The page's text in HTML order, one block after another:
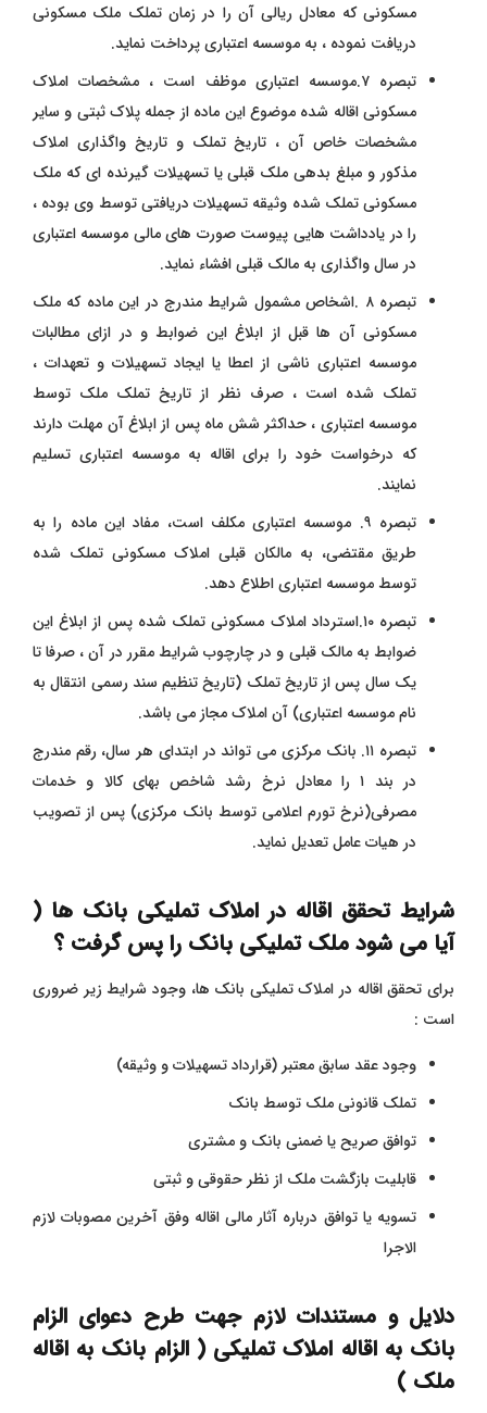
مسکونی که معادل ریالی آن را در زمان تملک ملک مسکونی
دریافت نموده ، به موسسه اعتباری پرداخت نماید.
تبصره ۷.موسسه اعتباری موظف است ، مشخصات املاک
مسکونی اقاله شده موضوع این ماده از جمله پلاک ثبتی و سایر
مشخصات خاص آن ، تاریخ تملک و تاریخ واگذاری املاک
مذکور و مبلغ بدهی ملک قبلی یا تسهیلات گیرنده ای که ملک
مسکونی تملک شده وثیقه تسهیلات دریافتی توسط وی بوده ،
را در یادداشت هایی پیوست صورت های مالی موسسه اعتباری
در سال واگذاری به مالک قبلی افشاء نماید.
تبصره ۸ .اشخاص مشمول شرایط مندرج در این ماده که ملک
مسکونی آن ها قبل از ابلاغ این ضوابط و در ازای مطالبات
موسسه اعتباری ناشی از اعطا یا ایجاد تسهیلات و تعهدات ،‌
تملک شده است ، صرف نظر از تاریخ تملک ملک توسط
موسسه اعتباری ، حداکثر شش ماه پس از ابلاغ آن مهلت دارند
که درخواست خود را برای اقاله به موسسه اعتباری تسلیم
نمایند.
تبصره ۹. موسسه اعتباری مکلف است، مفاد این ماده را به
طریق مقتضی، به مالکان قبلی املاک مسکونی تملک شده
توسط موسسه اعتباری اطلاع دهد.
تبصره ۱۰.استرداد املاک مسکونی تملک شده پس از ابلاغ این
ضوابط به مالک قبلی و در چارچوب شرایط مقرر در آن ، صرفا تا
یک سال پس از تاریخ تملک (تاریخ تنظیم سند رسمی انتقال به
نام موسسه اعتباری) آن املاک مجاز می باشد.
تبصره ۱۱. بانک مرکزی می تواند در ابتدای هر سال، رقم مندرج
در بند ۱ را معادل نرخ رشد شاخص بهای کالا و خدمات
مصرفی(نرخ تورم اعلامی توسط بانک مرکزی) پس از تصویب
در هیات عامل تعدیل نماید.
شرایط تحقق اقاله در املاک تملیکی بانک ها (
آیا می شود ملک تملیکی بانک را پس گرفت ؟
برای تحقق اقاله در املاک تملیکی بانک‌ ها، وجود شرایط زیر ضروری
است :
وجود عقد سابق معتبر (قرارداد تسهیلات و وثیقه)
تملک قانونی ملک توسط بانک
توافق صریح یا ضمنی بانک و مشتری
قابلیت بازگشت ملک از نظر حقوقی و ثبتی
تسویه یا توافق درباره آثار مالی اقاله وفق آخرین مصوبات لازم
الاجرا
دلایل و مستندات لازم جهت طرح دعوای الزام
بانک به اقاله املاک تملیکی ( الزام بانک به اقاله
ملک )